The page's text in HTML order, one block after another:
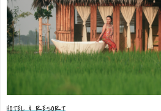
HOTEL & RESORT